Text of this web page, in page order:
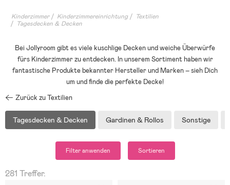
Kinderzimmer Kinderzimmereinrichtung
Textilien
Tagesdecken & Decken
Bei Jollyroom gibt es viele kuschlige Decken und weiche Überwürfe
fürs Kinderzimmer zu entdecken. In unserem Sortiment haben wir
fantastische Produkte bekannter Hersteller und Marken – sieh Dich
um und finde die perfekte Decke!
Zurück zu Textilien
Tagesdecken & Decken Gardinen & Rollos Sonstige
Filter anwenden Sortieren
281 Treffer.